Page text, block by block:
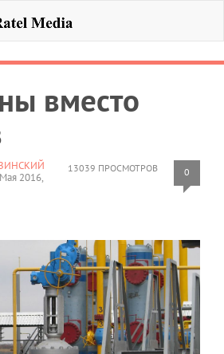
вместо
13039 ПРОСМОТРОВ 0
2016,